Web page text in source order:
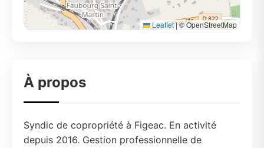
Leaflet|© OpenStreetMap
À propos
Syndic de copropriété à Figeac. En activité
depuis 2016. Gestion professionnelle de